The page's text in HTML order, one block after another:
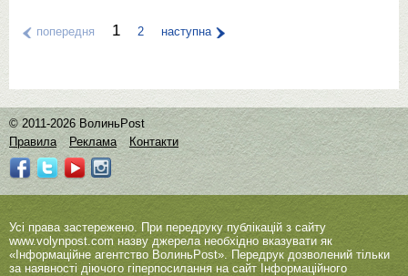
попередня 1 2 наступна
© 2011-2026 ВолиньPost
Правила
Реклама Контакти
Усі права застережено. При передруку публікацій з сайту
www.volynpost.com назву джерела необхідно вказувати як
«Інформаційне агентство ВолиньPost». Передрук дозволений тільки
за наявності діючого гіперпосилання на сайт Інформаційного